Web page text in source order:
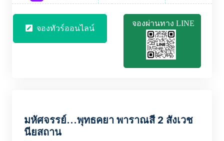
จองทัวร์ออนไลน์ จองผ่านทาง LINE
มหัศจรรย์...พุทธคยา พาราณสี 2 สังเวช
นียสถาน